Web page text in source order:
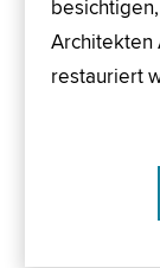
Architekten
restauriert